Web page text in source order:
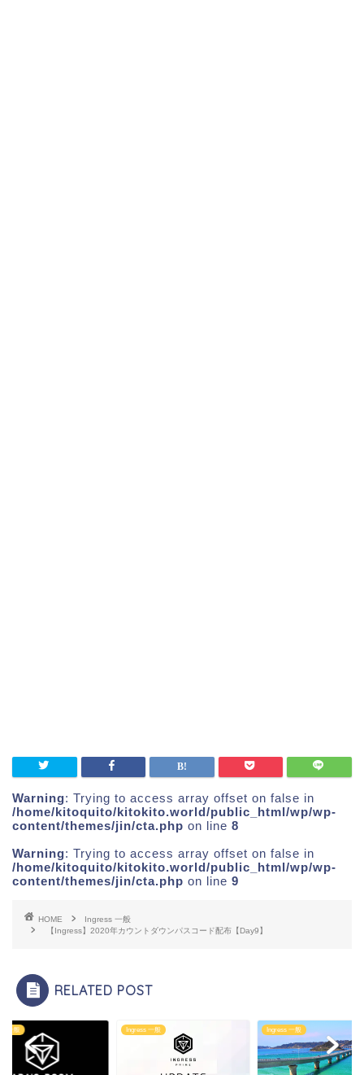
Warning: Trying to access array offset on false in
/home/kitoquito/kitokito.world/public_html/wp/wp-
content/themes/jin/cta.php on line 8
Warning: Trying to access array offset on false in
/home/kitoquito/kitokito.world/public_html/wp/wp-
content/themes/jin/cta.php on line 9
HOME
Ingress 一般
【Ingress】2020年カウントダウンパスコード配布【Day9】
RELATED POST
一般 Ingress 一般 Ingress 一般